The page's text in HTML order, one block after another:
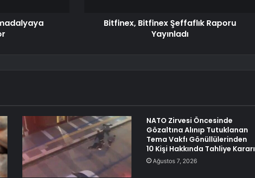
Bitfinex, Bitfinex Şeffaflık Raporu
Yayınladı
NATO Zirvesi Öncesinde
Gözaltına Alınıp Tutuklanan
Tema Vakfı Gönüllülerinden
10 Kişi Hakkında Tahliye Kararı
Ağustos 7, 2026